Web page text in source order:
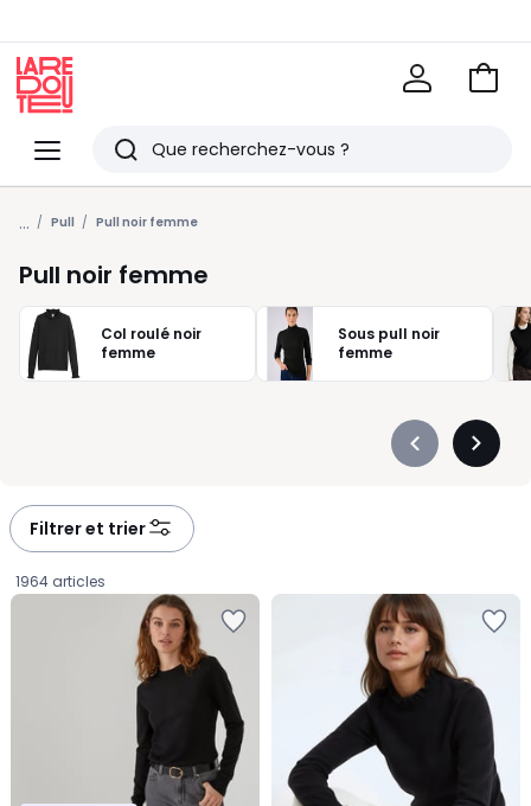
Menu
Redoute
Rechercher
Derniers
articles
vus
Voir
... Pull Pull noir femme
Pull noir femme
Col roulé noir
femme
Sous pull noir
femme
Précédent
Filtrer et trier
1964 articles